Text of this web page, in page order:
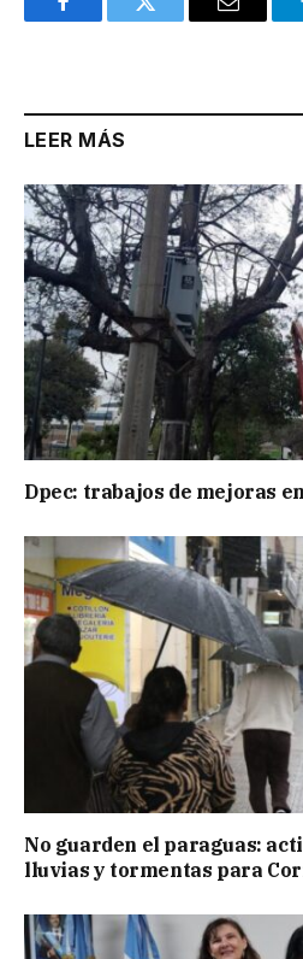
FacebookTwitter Email
LEER MÁS
Dpec: trabajos de mejoras
No guarden el paraguas:
lluvias y tormentas para